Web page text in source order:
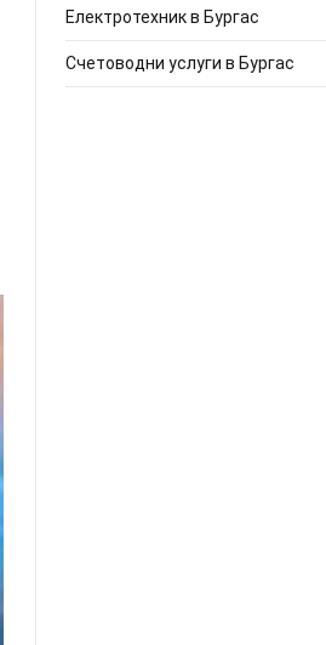
Електротехник в Бургас
Счетоводни услуги в Бургас